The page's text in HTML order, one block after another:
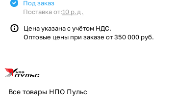
Под заказ
Поставка от:10 р.д.
Цена указана с учётом НДС.
Оптовые цены при заказе от 350 000 руб.
Все товары НПО Пульс